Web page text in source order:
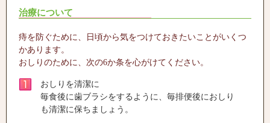
治療について
痔を防ぐために、日頃から気をつけておきたいことがいくつ
かあります。
おしりのために、次の6か条を心がけてください。
おしりを清潔に
毎食後に歯ブラシをするように、毎排便後におしり
も清潔に保ちましょう。